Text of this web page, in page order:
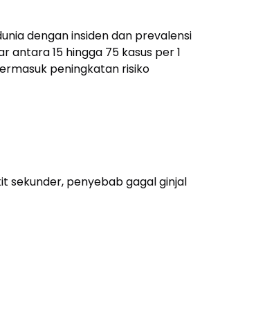
dengan insiden dan prevalensi
antara 15 hingga 75 kasus per 1
peningkatan risiko
sekunder, penyebab gagal ginjal